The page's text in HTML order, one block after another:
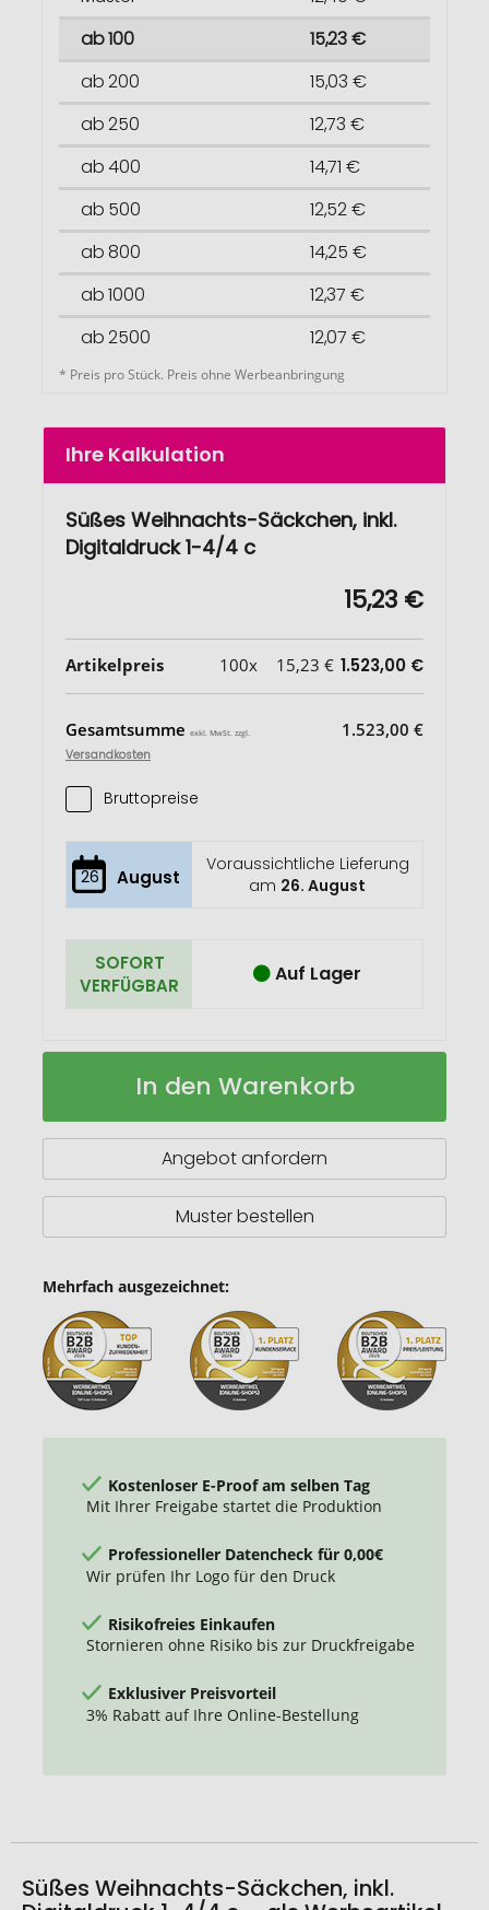
ab 100
15,23 €
ab 200
15,03 €
ab 250
12,73 €
ab 400
14,71 €
ab 500
12,52 €
ab 800
14,25 €
ab 1000
12,37 €
ab 2500
12,07 €
* Preis pro Stück. Preis ohne Werbeanbringung
Ihre Kalkulation
Süßes Weihnachts-Säckchen, inkl.
Digitaldruck 1-4/4 c
15,23 €
Artikelpreis 100x 15,23 € 1.523,00 €
Gesamtsumme exkl. MwSt. zzgl.
Versandkosten
1.523,00 €
Bruttopreise
26 August
Voraussichtliche Lieferung
am 26. August
SOFORT
VERFÜGBAR
Auf Lager
Süßes
Auf
In den Warenkorb
Angebot anfordern
Muster bestellen
Mehrfach ausgezeichnet:
Kostenloser E-Proof am selben Tag
Mit Ihrer Freigabe startet die Produktion
Professioneller Datencheck für 0,00€
Wir prüfen Ihr Logo für den Druck
Risikofreies Einkaufen
Stornieren ohne Risiko bis zur Druckfreigabe
Exklusiver Preisvorteil
3% Rabatt auf Ihre Online-Bestellung
Süßes Weihnachts-Säckchen, inkl.